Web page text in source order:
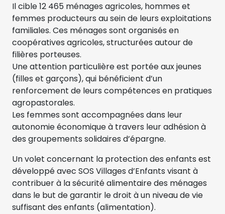
Il cible 12 465 ménages agricoles, hommes et
femmes producteurs au sein de leurs exploitations
familiales. Ces ménages sont organisés en
coopératives agricoles, structurées autour de
filières porteuses.
Une attention particulière est portée aux jeunes
(filles et garçons), qui bénéficient d’un
renforcement de leurs compétences en pratiques
agropastorales.
Les femmes sont accompagnées dans leur
autonomie économique à travers leur adhésion à
des groupements solidaires d’épargne.
Un volet concernant la protection des enfants est
développé avec SOS Villages d’Enfants visant à
contribuer à la sécurité alimentaire des ménages
dans le but de garantir le droit à un niveau de vie
suffisant des enfants (alimentation).